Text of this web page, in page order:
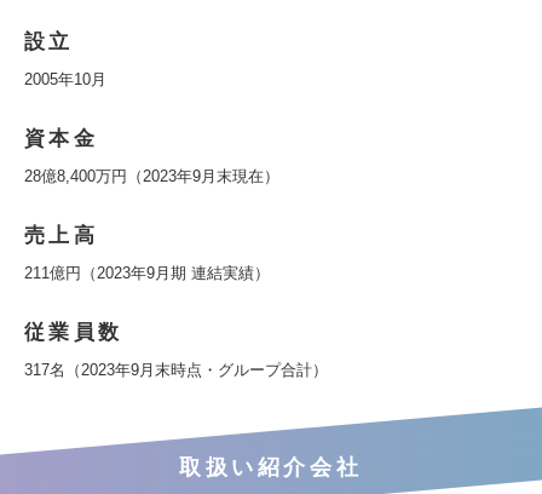
設立
2005年10月
資本金
28億8,400万円（2023年9月末現在）
売上高
211億円（2023年9月期 連結実績）
従業員数
317名（2023年9月末時点・グループ合計）
取扱い紹介会社